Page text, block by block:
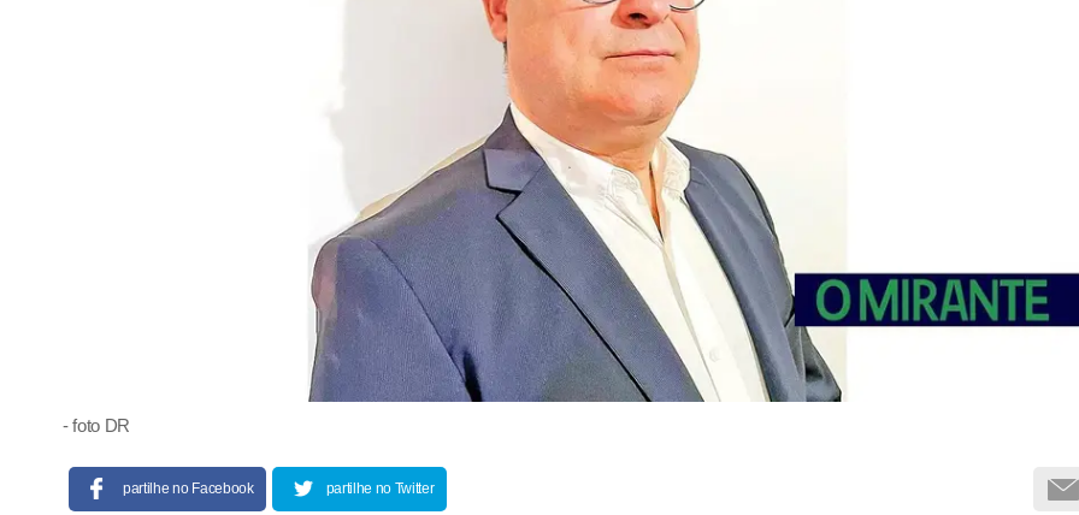
- foto DR
partilhe no Facebook partilhe no Twitter